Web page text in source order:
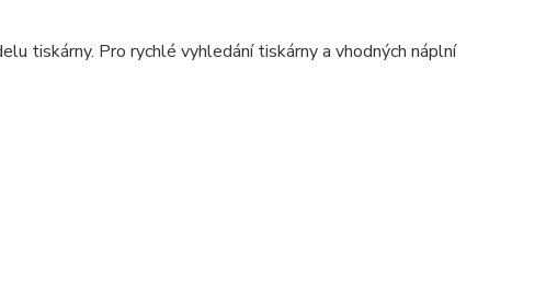
tiskárny. Pro rychlé vyhledání tiskárny a vhodných náplní